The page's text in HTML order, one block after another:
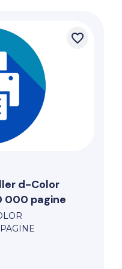
favorite_border
d-Color
000 pagine